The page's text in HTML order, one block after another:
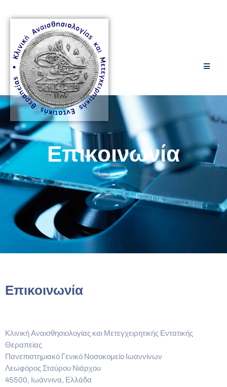
Επικοινωνία
-
Επικοινωνία
Κλινική Αναισθησιολογίας και Μετεγχειρητικής Εντατικής
Θεραπείας
Πανεπιστημιακό Γενικό Νοσοκομείο Ιωαννίνων
Λεωφόρος Σταύρου Νιάρχου
45500, Ιωάννινα, Ελλάδα